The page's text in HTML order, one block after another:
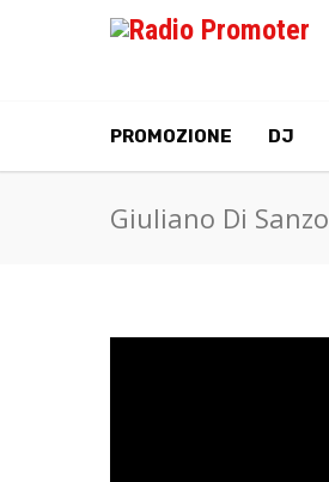
PROMOZIONE DJ
Giuliano Di Sanzo